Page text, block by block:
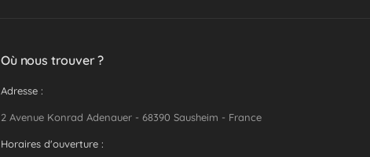
Où nous trouver ?
Adresse :
2 Avenue Konrad Adenauer - 68390 Sausheim - France
Horaires d'ouverture :